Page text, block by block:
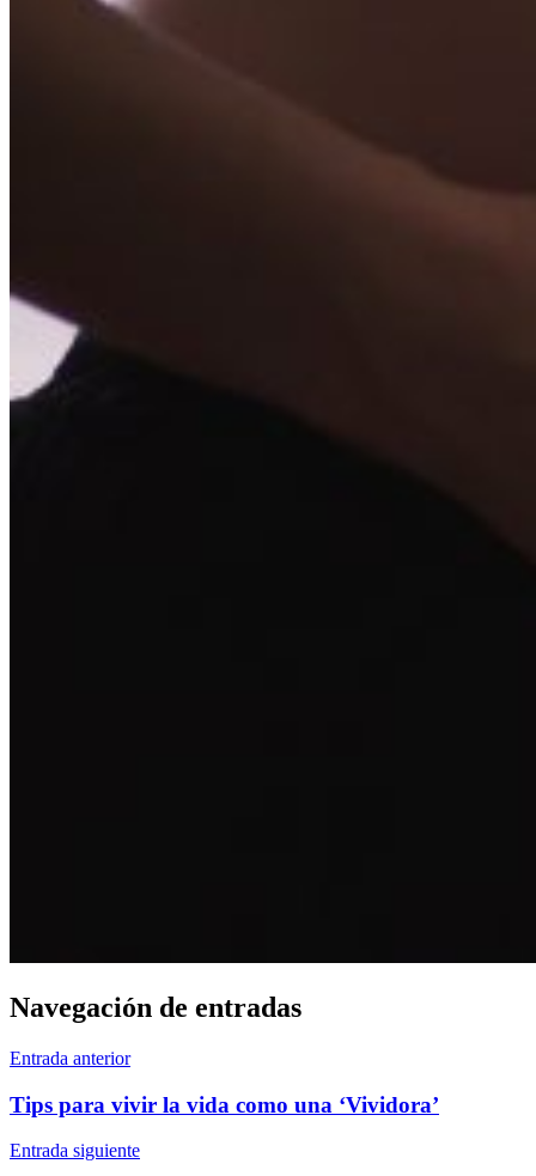
Navegación de entradas
Entrada anterior
Tips para vivir la vida como una ‘Vividora’
Entrada siguiente